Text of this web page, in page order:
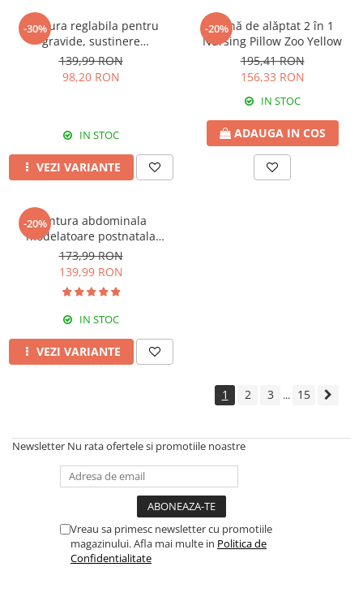
-30%
Centura reglabila pentru
gravide, sustinere
abdominala in timpul sarcinii,
White
139,99 RON
98,20 RON
IN STOC
VEZI VARIANTE
-20%
Pernă de alăptat 2 în 1
Nursing Pillow Zoo Yellow
195,41 RON
156,33 RON
IN STOC
ADAUGA IN COS
-20%Centura abdominala
modelatoare postnatala
PREMIUM, prindere velcro,
Black
173,99 RON
139,99 RON
IN STOC
VEZI VARIANTE
1 2 3 ... 15
Newsletter Nu rata ofertele si promotiile noastre
Vreau sa primesc newsletter cu promotiile
magazinului. Afla mai multe in Politica de
Confidentialitate